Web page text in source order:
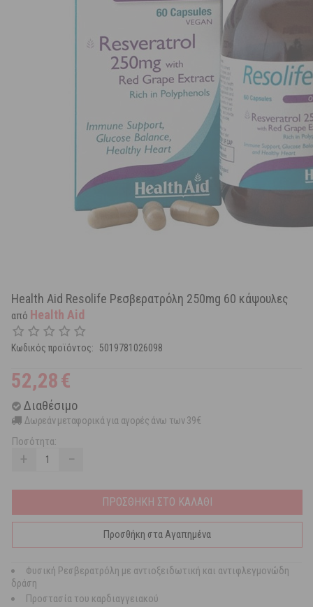
Health Aid Resolife Ρεσβερατρόλη 250mg 60 κάψουλες
από Health Aid
Κωδικός προϊόντος: 5019781026098
52,28€
Διαθέσιμο
Δωρεάν μεταφορικά για αγορές άνω των 39€
Ποσότητα:
+ −
ΠΡΟΣΘΗΚΗ ΣΤΟ ΚΑΛΑΘΙ
Προσθήκη στα Αγαπημένα
Φυσική Ρεσβερατρόλη με αντιοξειδωτική και αντιφλεγμονώδη
δράση
Προστασία του καρδιαγγειακού